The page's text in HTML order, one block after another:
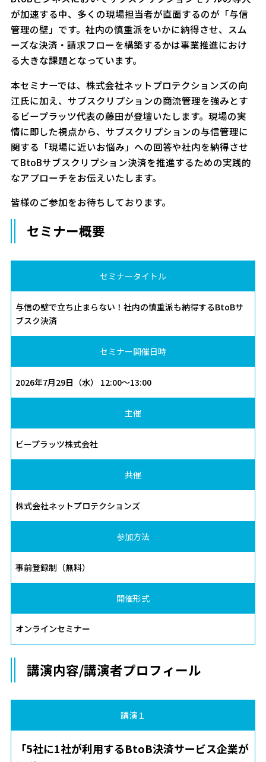
が加速する中、多くの現場担当者が直面するのが「与信
管理の壁」です。社内の慎重派をいかに納得させ、スム
ーズな決済・請求フローを構築するかは事業推進におけ
る大きな課題となっています。
本セミナーでは、株式会社ネットプロテクションズの向
江氏に加え、サブスクリプションの商流管理を強みとす
るビープラッツ代表の藤田が登壇いたします。現場の実
情に即した視点から、サブスクリプションの与信管理に
関する「現場に近いお悩み」への回答や社内を納得させ
てBtoBサブスクリプション決済を推進するための実践的
なアプローチをお伝えいたします。
皆様のご参加をお待ちしております。
セミナー概要
セミナータイトル
与信の壁で立ち止まらない！社内の慎重派も納得するBtoBサ
ブスク決済
セミナー開催日時
2026年7月29日（水） 12:00～13:00
主催
ビープラッツ株式会社
共催
株式会社ネットプロテクションズ
参加方法
事前登録制（無料）
開催形式
オンラインセミナー
講演内容/講演者プロフィール
講演１
「5社に1社が利用するBtoB決済サービス企業が